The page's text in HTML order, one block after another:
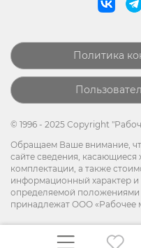
Политика
© 1996 - 2025 Copyright
Обращаем Ваше внимание,
сайте сведения, касающиеся
комплектации, а также
информационный характер и
определяемой положениями
принадлежат ООО «Рабочее